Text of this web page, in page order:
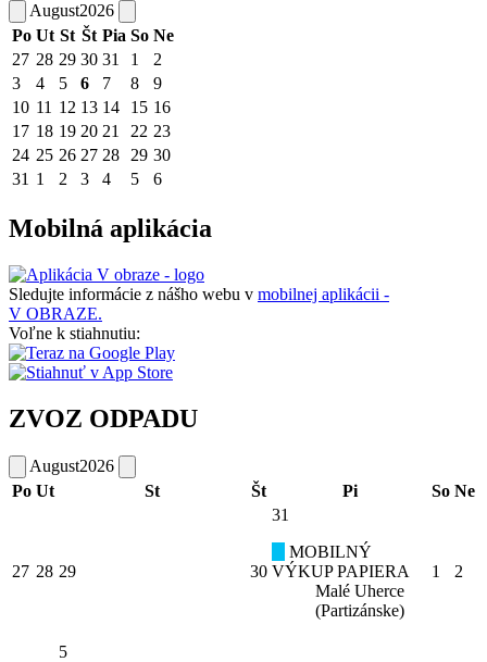
August2026
Po Ut St Št Pia So Ne
27 28 29 30 31 1
2
3
4 5 6 7 8
9
10 11 12 13 14 15 16
17 18 19 20 21 22 23
24 25 26 27 28 29 30
31 1 2 3 4 5 6
Mobilná aplikácia
Sledujte informácie z nášho webu v mobilnej aplikácii -
V OBRAZE.
Voľne k stiahnutiu:
ZVOZ ODPADU
August2026
Po Ut St Št Pi So Ne
27 28 29 30
31
MOBILNÝ
VÝKUP PAPIERA
Malé Uherce
(Partizánske)
1 2
5